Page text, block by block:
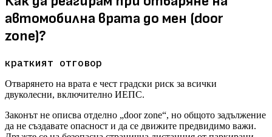
автомобилна врата до мен (door
zone)?
краткият отговор
Отварянето на врата е чест градски риск за всички
двуколесни, включително ИЕПС.
Законът не описва отделно „door zone“, но общото задължение
да не създавате опасност и да се движите предвидимо важи.